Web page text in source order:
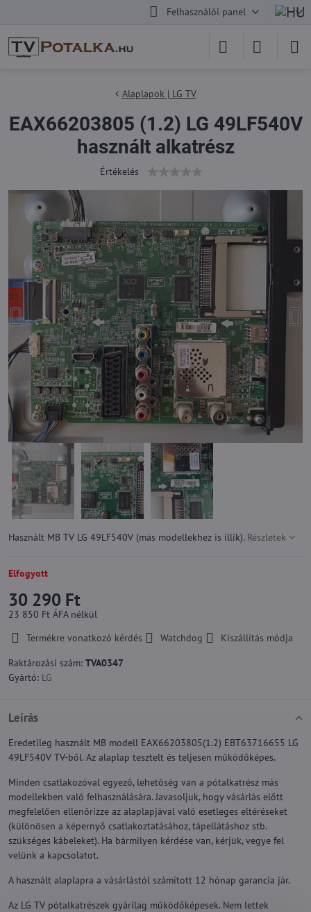
Felhasználói panel
Alaplapok | LG TV
EAX66203805 (1.2) LG 49LF540V
használt alkatrész
Értékelés
Használt MB TV LG 49LF540V (más modellekhez is illik). Részletek
Elfogyott
30 290 Ft
23 850 Ft ÁFA nélkül
Termékre vonatkozó kérdés
Watchdog
Kiszállítás módja
Raktározási szám: TVA0347
Gyártó: LG
Leírás
Eredetileg használt MB modell EAX66203805(1.2) EBT63716655 LG
49LF540V TV-ből. Az alaplap tesztelt és teljesen működőképes.
Minden csatlakozóval egyező, lehetőség van a pótalkatrész más
modellekben való felhasználására. Javasoljuk, hogy vásárlás előtt
megfelelően ellenőrizze az alaplapjával való esetleges eltéréseket
(különösen a képernyő csatlakoztatásához, tápellátáshoz stb.
szükséges kábeleket). Ha bármilyen kérdése van, kérjük, vegye fel
velünk a kapcsolatot.
A használt alaplapra a vásárlástól számított 12 hónap garancia jár.
Az LG TV pótalkatrészek gyárilag működőképesek. Nem lettek